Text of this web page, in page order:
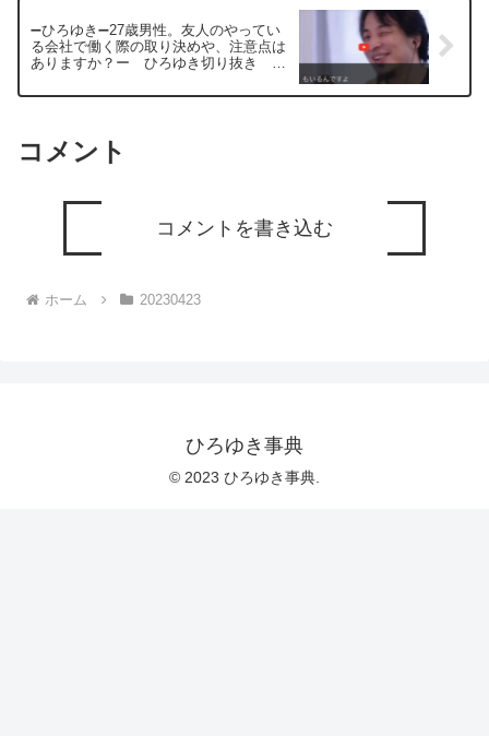
➖ひろゆき➖27歳男性。友人のやってい
る会社で働く際の取り決めや、注意点は
ありますか？ー ひろゆき切り抜き
コメント
コメントを書き込む
ホーム 20230423
ひろゆき事典
© 2023 ひろゆき事典.